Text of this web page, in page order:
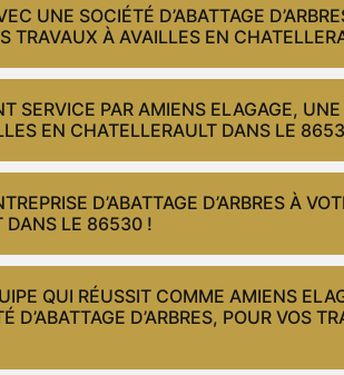
UNE SOCIÉTÉ D’ABATTAGE
TRAVAUX À AVAILLES EN
SERVICE PAR AMIENS ELAGAGE,
EN CHATELLERAULT DANS LE
D’ABATTAGE D’ARBRES À
DANS LE 86530 !
QUI RÉUSSIT COMME AMIENS
D’ABATTAGE D’ARBRES, POUR VOS